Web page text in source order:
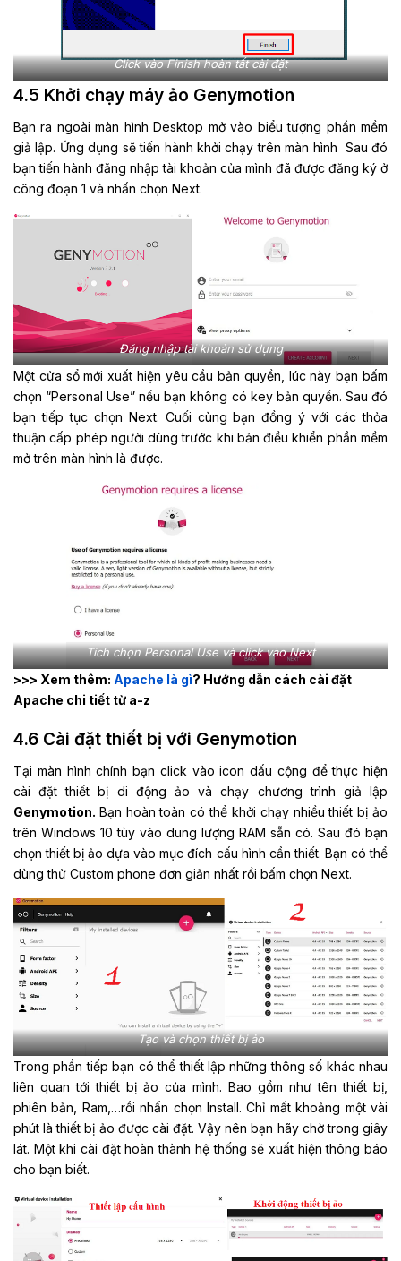
Click vào Finish hoàn tất cài đặt
4.5 Khởi chạy máy ảo Genymotion
Bạn ra ngoài màn hình Desktop mở vào biểu tượng phần mềm
giả lập. Ứng dụng sẽ tiến hành khởi chạy trên màn hình Sau đó
bạn tiến hành đăng nhập tài khoản của mình đã được đăng ký ở
công đoạn 1 và nhấn chọn Next.
Đăng nhập tài khoản sử dụng
Một cửa sổ mới xuất hiện yêu cầu bản quyền, lúc này bạn bấm
chọn “Personal Use” nếu bạn không có key bản quyền. Sau đó
bạn tiếp tục chọn Next. Cuối cùng bạn đồng ý với các thỏa
thuận cấp phép người dùng trước khi bản điều khiển phần mềm
mở trên màn hình là được.
Tích chọn Personal Use và click vào Next
>>> Xem thêm: Apache là gì? Hướng dẫn cách cài đặt
Apache chi tiết từ a-z
4.6 Cài đặt thiết bị với Genymotion
Tại màn hình chính bạn click vào icon dấu cộng để thực hiện
cài đặt thiết bị di động ảo và chạy chương trình giả lập
Genymotion. Bạn hoàn toàn có thể khởi chạy nhiều thiết bị ảo
trên Windows 10 tùy vào dung lượng RAM sẵn có. Sau đó bạn
chọn thiết bị ảo dựa vào mục đích cấu hình cần thiết. Bạn có thể
dùng thử Custom phone đơn giản nhất rồi bấm chọn Next.
Tạo và chọn thiết bị ảo
Trong phần tiếp bạn có thể thiết lập những thông số khác nhau
liên quan tới thiết bị ảo của mình. Bao gồm như tên thiết bị,
phiên bản, Ram,…rồi nhấn chọn Install. Chỉ mất khoảng một vài
phút là thiết bị ảo được cài đặt. Vậy nên bạn hãy chờ trong giây
lát. Một khi cài đặt hoàn thành hệ thống sẽ xuất hiện thông báo
cho bạn biết.